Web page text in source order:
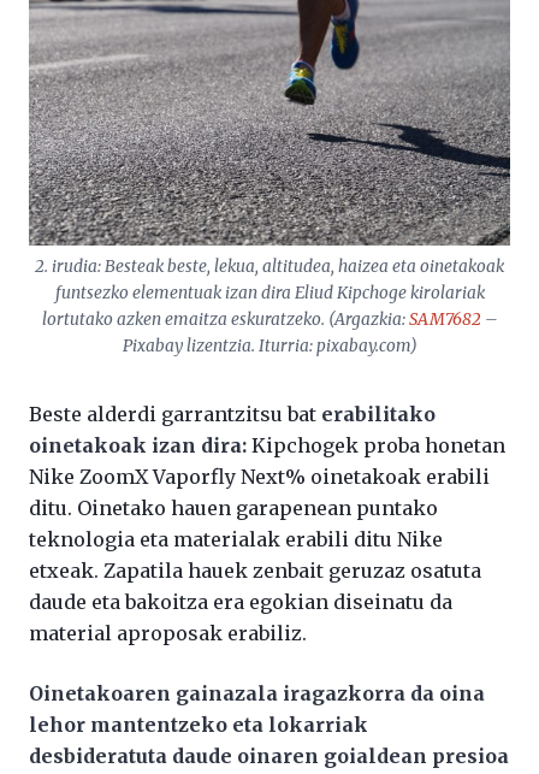
2. irudia: Besteak beste, lekua, altitudea, haizea eta oinetakoak
funtsezko elementuak izan dira Eliud Kipchoge kirolariak
lortutako azken emaitza eskuratzeko. (Argazkia:SAM7682 –
Pixabay lizentzia. Iturria: pixabay.com)
Beste alderdi garrantzitsu bat erabilitako
oinetakoak izan dira: Kipchogek proba honetan
Nike ZoomX Vaporfly Next% oinetakoak erabili
ditu. Oinetako hauen garapenean puntako
teknologia eta materialak erabili ditu Nike
etxeak. Zapatila hauek zenbait geruzaz osatuta
daude eta bakoitza era egokian diseinatu da
material aproposak erabiliz.
Oinetakoaren gainazala iragazkorra da oina
lehor mantentzeko eta lokarriak
desbideratuta daude oinaren goialdean presioa